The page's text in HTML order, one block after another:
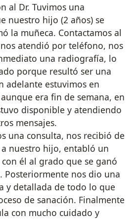
al Dr. Tuvimos una
nuestro hijo (2 años) se
la muñeca. Contactamos al
atendió por teléfono, nos
una radiografía, lo
porque resultó ser una
adelante estuvimos en
era fin de semana, en
disponible y atendiendo
mensajes.
una consulta, nos recibió de
nuestro hijo, entabló un
él al grado que se ganó
Posteriormente nos dio una
y detallada de todo lo que
de sanación. Finalmente
con mucho cuidado y